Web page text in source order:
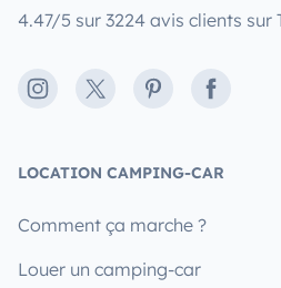
4.47/5 sur 3224 avis clients sur
Instagram
X PinterestFacebook
LOCATION CAMPING-CAR
Comment ça marche ?
Louer un camping-car